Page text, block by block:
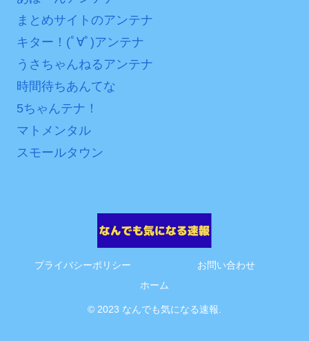
まとめサイトのアンテナ
キター！(ﾟ∀ﾟ)アンテナ
うさちゃんねるアンテナ
時間待ちあんてな
5ちゃんテナ！
マトメンタル
スモールタウン
プライバシーポリシー
お問い合わせ
ホーム
© 2023 なんでも気になる速報.